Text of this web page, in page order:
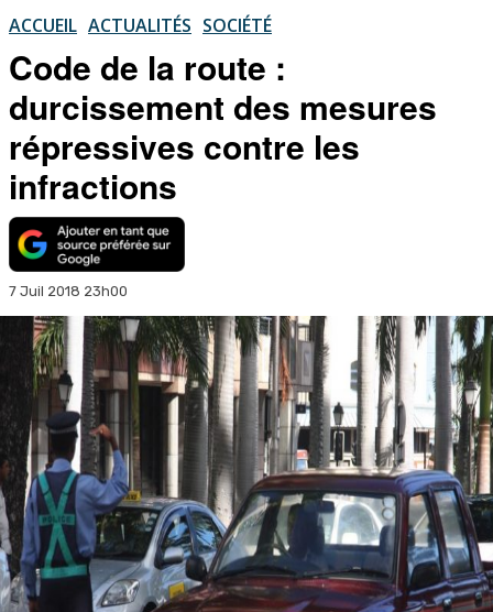
ACCUEIL ACTUALITÉS SOCIÉTÉ
Code de la route :
durcissement des mesures
répressives contre les
infractions
7 Juil 2018 23h00